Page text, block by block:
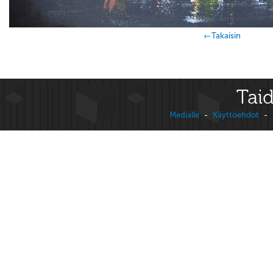
←Takaisin
Medialle - Käyttöehdot -